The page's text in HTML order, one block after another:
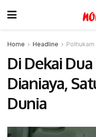
Home Headline Polhukam
Di Dekai
Dianiaya,
Dunia